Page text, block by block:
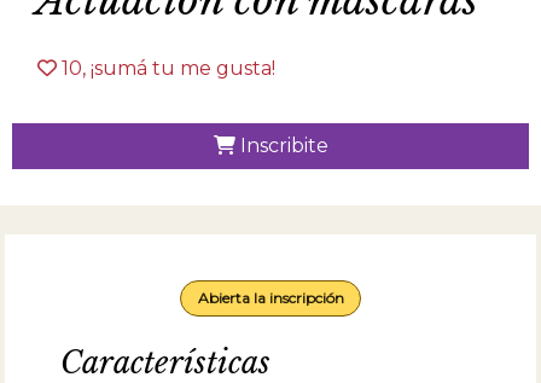
10, ¡sumá tu me gusta!
Inscribite
Abierta la inscripción
Características